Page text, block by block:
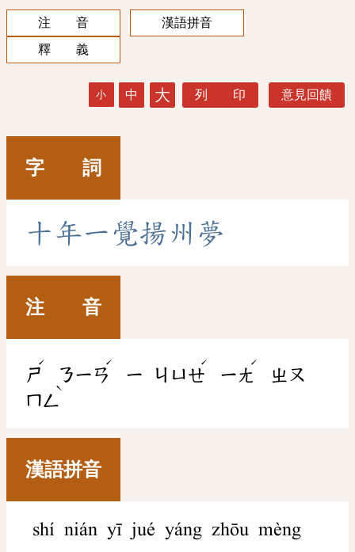
注 音
漢語拼音
釋 義
小 中 大 列 印 意見回饋
字 詞
十年一覺揚州 夢
注 音
ㄕ
ˊ
ㄋㄧㄢ
ˊ
ㄧ ㄐㄩㄝ
ˊ
ㄧㄤ
ˊ
ㄓㄡ
ㄇㄥ
ˋ
漢語拼音
shí nián yī jué yáng zhōu mèng